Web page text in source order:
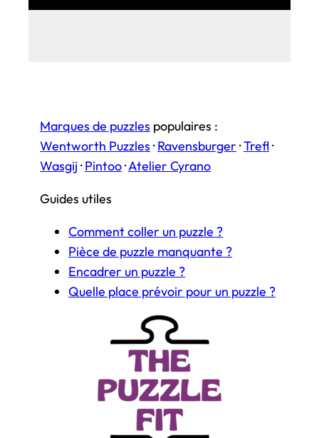
Marques de puzzles populaires :
Wentworth Puzzles ·Ravensburger ·Trefl·
Wasgij·Pintoo·Atelier Cyrano
Guides utiles
Comment coller un puzzle ?
Pièce de puzzle manquante ?
Encadrer un puzzle ?
Quelle place prévoir pour un puzzle ?